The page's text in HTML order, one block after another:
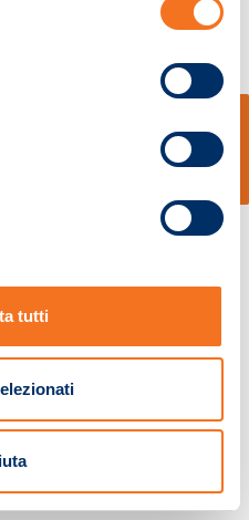
tutti
- Cap.Soc. € 2.000.000,00 i.v. La
01